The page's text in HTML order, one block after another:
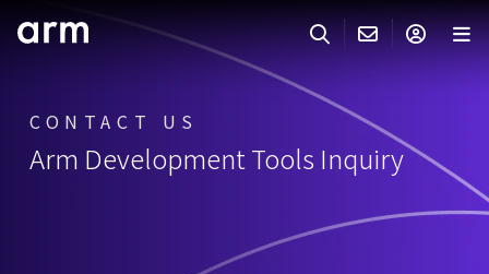
Skip to Main Content
Skip to Footer
ARMのお問い合わせ
サポート
ARMアカウント
Armアカウント
製品
CONTACT US
Arm Development Tools Inquiry